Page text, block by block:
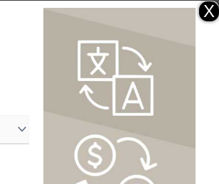
X